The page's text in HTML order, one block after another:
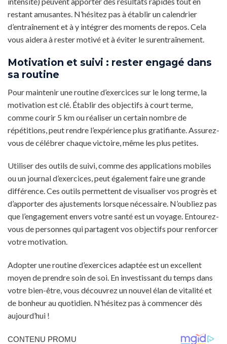
restant amusantes. N’hésitez pas à établir un calendrier
d’entraînement et à y intégrer des moments de repos. Cela
vous aidera à rester motivé et à éviter le surentraînement.
Motivation et suivi : rester engagé dans
sa routine
Pour maintenir une routine d’exercices sur le long terme, la
motivation est clé. Établir des objectifs à court terme,
comme courir 5 km ou réaliser un certain nombre de
répétitions, peut rendre l’expérience plus gratifiante. Assurez-
vous de célébrer chaque victoire, même les plus petites.
Utiliser des outils de suivi, comme des applications mobiles
ou un journal d’exercices, peut également faire une grande
différence. Ces outils permettent de visualiser vos progrès et
d’apporter des ajustements lorsque nécessaire. N’oubliez pas
que l’engagement envers votre santé est un voyage. Entourez-
vous de personnes qui partagent vos objectifs pour renforcer
votre motivation.
Adopter une routine d’exercices adaptée est un excellent
moyen de prendre soin de soi. En investissant du temps dans
votre bien-être, vous découvrez un nouvel élan de vitalité et
de bonheur au quotidien. N’hésitez pas à commencer dès
aujourd’hui !